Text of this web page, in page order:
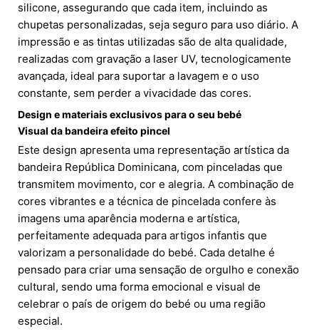
silicone, assegurando que cada item, incluindo as
chupetas personalizadas, seja seguro para uso diário. A
impressão e as tintas utilizadas são de alta qualidade,
realizadas com gravação a laser UV, tecnologicamente
avançada, ideal para suportar a lavagem e o uso
constante, sem perder a vivacidade das cores.
Design e materiais exclusivos para o seu bebé
Visual da bandeira efeito pincel
Este design apresenta uma representação artística da
bandeira República Dominicana, com pinceladas que
transmitem movimento, cor e alegria. A combinação de
cores vibrantes e a técnica de pincelada confere às
imagens uma aparência moderna e artística,
perfeitamente adequada para artigos infantis que
valorizam a personalidade do bebé. Cada detalhe é
pensado para criar uma sensação de orgulho e conexão
cultural, sendo uma forma emocional e visual de
celebrar o país de origem do bebé ou uma região
especial.